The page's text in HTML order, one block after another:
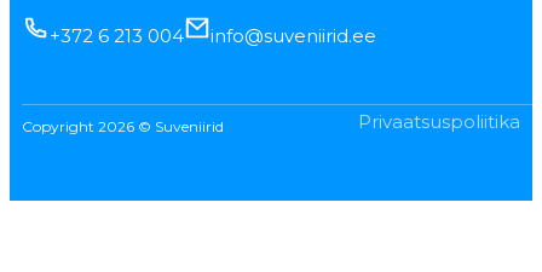
+372 6 213 004 info@suveniirid.ee
Copyright 2026 © Suveniirid Privaatsuspoliitika